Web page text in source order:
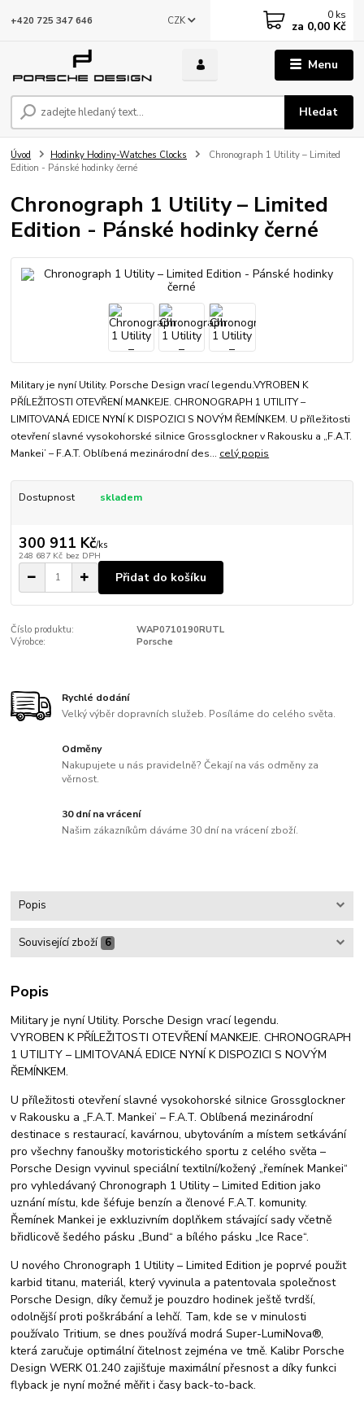
Menu
CZK
Hledat
+420 725 347 646 0 ks
za 0,00 Kč
Úvod Hodinky Hodiny-Watches Clocks
Chronograph 1 Utility – Limited
Edition - Pánské hodinky černé
Chronograph 1 Utility – Limited
Edition - Pánské hodinky černé
Military je nyní Utility. Porsche Design vrací legendu.VYROBEN K
PŘÍLEŽITOSTI OTEVŘENÍ MANKEJE. CHRONOGRAPH 1 UTILITY –
LIMITOVANÁ EDICE NYNÍ K DISPOZICI S NOVÝM ŘEMÍNKEM. U příležitosti
otevření slavné vysokohorské silnice Grossglockner v Rakousku a „F.A.T.
Mankei’ – F.A.T. Oblíbená mezinárodní des... celý popis
Dostupnost skladem
300 911 Kč/ks
248 687 Kč bez DPH
Přidat do košíku
Číslo produktu:
WAP0710190RUTL
Výrobce:
Porsche
Rychlé dodání
Velký výběr dopravních služeb. Posíláme do celého světa.
Odměny
Nakupujete u nás pravidelně? Čekají na vás odměny za
věrnost.
30 dní na vrácení
Našim zákazníkům dáváme 30 dní na vrácení zboží.
Popis
Související zboží 6
Popis
Military je nyní Utility. Porsche Design vrací legendu.
VYROBEN K PŘÍLEŽITOSTI OTEVŘENÍ MANKEJE. CHRONOGRAPH
1 UTILITY – LIMITOVANÁ EDICE NYNÍ K DISPOZICI S NOVÝM
ŘEMÍNKEM.
U příležitosti otevření slavné vysokohorské silnice Grossglockner
v Rakousku a „F.A.T. Mankei’ – F.A.T. Oblíbená mezinárodní
destinace s restaurací, kavárnou, ubytováním a místem setkávání
pro všechny fanoušky motoristického sportu z celého světa –
Porsche Design vyvinul speciální textilní/kožený „řemínek Mankei“ ​​
pro vyhledávaný Chronograph 1 Utility – Limited Edition jako
uznání místu, kde šéfuje benzín a členové F.A.T. komunity.
Řemínek Mankei je exkluzivním doplňkem stávající sady včetně
břidlicově šedého pásku „Bund“ a bílého pásku „Ice Race“.
U nového Chronograph 1 Utility – Limited Edition je poprvé použit
karbid titanu, materiál, který vyvinula a patentovala společnost
Porsche Design, díky čemuž je pouzdro hodinek ještě tvrdší,
odolnější proti poškrábání a lehčí. Tam, kde se v minulosti
používalo Tritium, se dnes používá modrá Super-LumiNova®,
která zaručuje optimální čitelnost zejména ve tmě. Kalibr Porsche
Design WERK 01.240 zajišťuje maximální přesnost a díky funkci
flyback je nyní možné měřit i časy back-to-back.